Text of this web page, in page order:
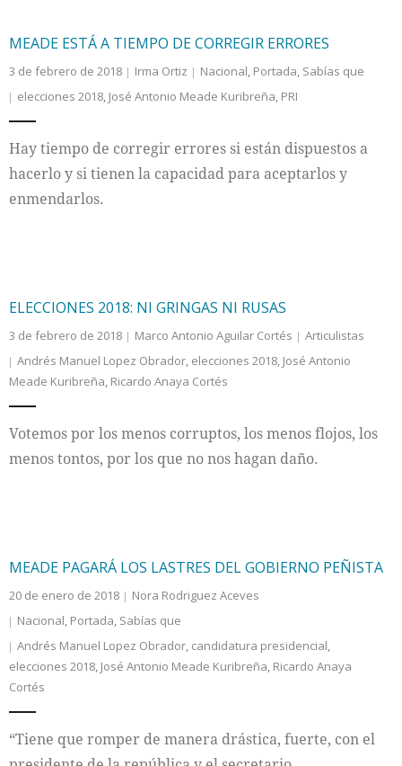
MEADE ESTÁ A TIEMPO DE CORREGIR ERRORES
3 de febrero de 2018 Irma Ortiz Nacional, Portada, Sabías que
elecciones 2018, José Antonio Meade Kuribreña, PRI
Hay tiempo de corregir errores si están dispuestos a
hacerlo y si tienen la capacidad para aceptarlos y
enmendarlos.
ELECCIONES 2018: NI GRINGAS NI RUSAS
3 de febrero de 2018 Marco Antonio Aguilar Cortés
Articulistas
Andrés Manuel Lopez Obrador, elecciones 2018, José Antonio
Meade Kuribreña, Ricardo Anaya Cortés
Votemos por los menos corruptos, los menos flojos, los
menos tontos, por los que no nos hagan daño.
MEADE PAGARÁ LOS LASTRES DEL GOBIERNO PEÑISTA
20 de enero de 2018
Nora Rodriguez Aceves
Nacional, Portada, Sabías que
Andrés Manuel Lopez Obrador, candidatura presidencial,
elecciones 2018, José Antonio Meade Kuribreña, Ricardo Anaya
Cortés
“Tiene que romper de manera drástica, fuerte, con el